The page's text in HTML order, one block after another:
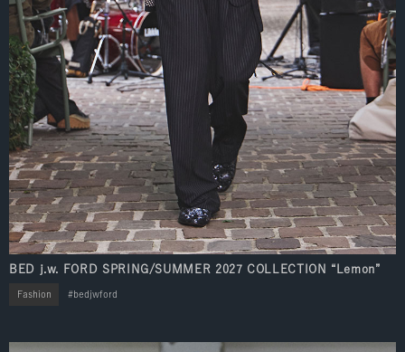
BED j.w. FORD SPRING/SUMMER 2027 COLLECTION “Lemon”
Fashion bedjwford